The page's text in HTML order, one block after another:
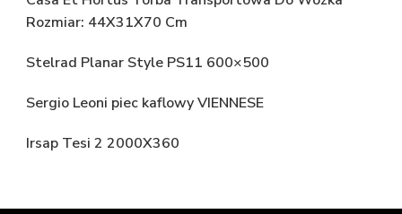
Rozmiar: 44X31X70 Cm
Stelrad Planar Style PS11 600×500
Sergio Leoni piec kaflowy VIENNESE
Irsap Tesi 2 2000X360